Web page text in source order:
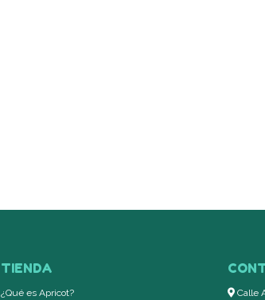
TIENDA
¿Qué es Apricot?
Calle